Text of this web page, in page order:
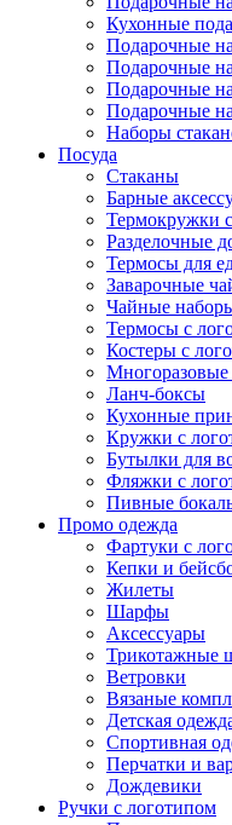
Кухонные
Подарочные
Подарочные
Подарочные
Подарочные
Наборы
Посуда
Стаканы
Барные
Термокружки
Разделочные
Термосы для
Заварочные
Чайные
Термосы с
Костеры с
Ланч-боксы
Кухонные
Кружки с
Бутылки для
Фляжки с
Пивные
Промо одежда
Фартуки с
Кепки и
Жилеты
Шарфы
Аксессуары
Трикотажные
Ветровки
Вязаные
Детская
Спортивная
Перчатки и
Дождевики
Ручки с логотипом